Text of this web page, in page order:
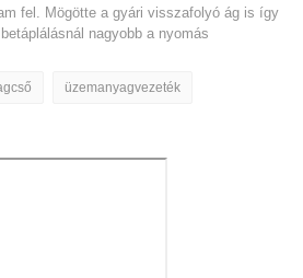
fel. Mögötte a gyári visszafolyó ág is így
nagyobb a nyomás
üzemanyagvezeték